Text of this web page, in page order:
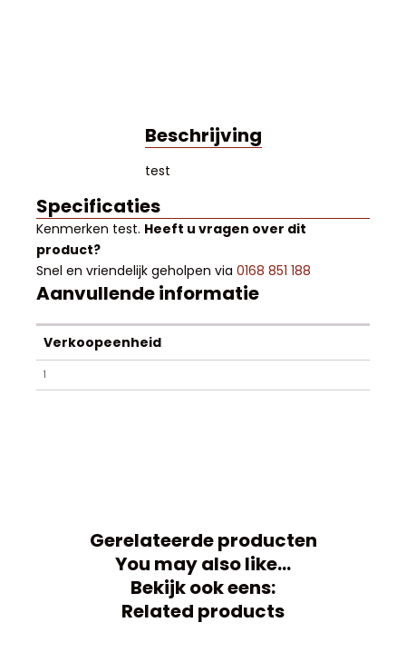
Beschrijving
test
Specificaties
Kenmerken test. Heeft u vragen over dit
product?
Snel en vriendelijk geholpen via 0168 851 188
Aanvullende informatie
Verkoopeenheid
1
Gerelateerde producten
You may also like…
Bekijk ook eens:
Related products